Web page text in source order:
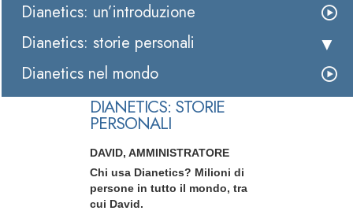
Dianetics: un’introduzione
Dianetics: storie personali
Dianetics nel mondo
DIANETICS: STORIE
PERSONALI
DAVID, AMMINISTRATORE
Chi usa Dianetics? Milioni di
persone in tutto il mondo, tra
cui David.